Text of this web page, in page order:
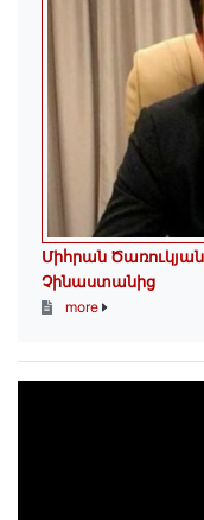
Միհրան
Չինաստանից
more